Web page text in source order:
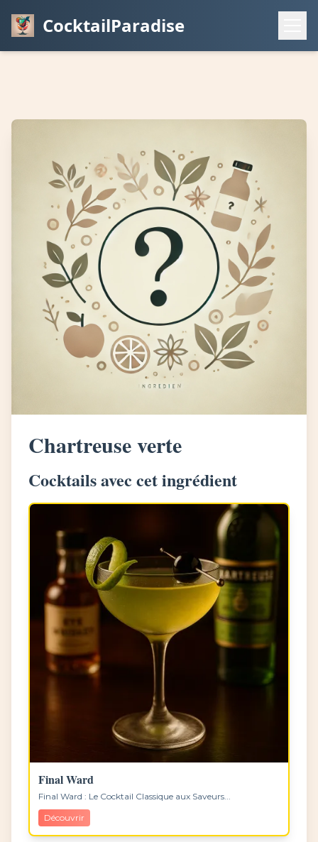
CocktailParadise
Chartreuse verte
Cocktails avec cet ingrédient
Final Ward
Final Ward : Le Cocktail Classique aux Saveurs...
Découvrir